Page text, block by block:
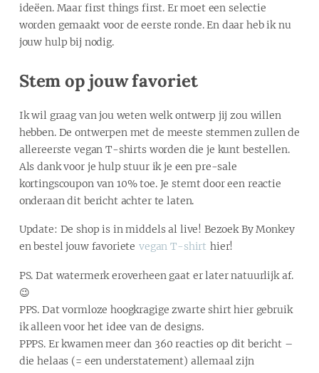
ideëen. Maar first things first. Er moet een selectie
worden gemaakt voor de eerste ronde. En daar heb ik nu
jouw hulp bij nodig.
Stem op jouw favoriet
Ik wil graag van jou weten welk ontwerp jij zou willen
hebben. De ontwerpen met de meeste stemmen zullen de
allereerste vegan T-shirts worden die je kunt bestellen.
Als dank voor je hulp stuur ik je een pre-sale
kortingscoupon van 10% toe. Je stemt door een reactie
onderaan dit bericht achter te laten.
Update: De shop is in middels al live! Bezoek By Monkey
en bestel jouw favorietevegan T-shirt hier!
PS. Dat watermerk eroverheen gaat er later natuurlijk af.
😉
PPS. Dat vormloze hoogkragige zwarte shirt hier gebruik
ik alleen voor het idee van de designs.
PPPS. Er kwamen meer dan 360 reacties op dit bericht –
die helaas (= een understatement) allemaal zijn